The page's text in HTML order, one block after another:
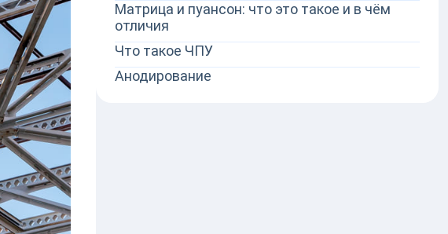
Матрица и пуансон: что это такое и в чём
отличия
Что такое ЧПУ
Анодирование